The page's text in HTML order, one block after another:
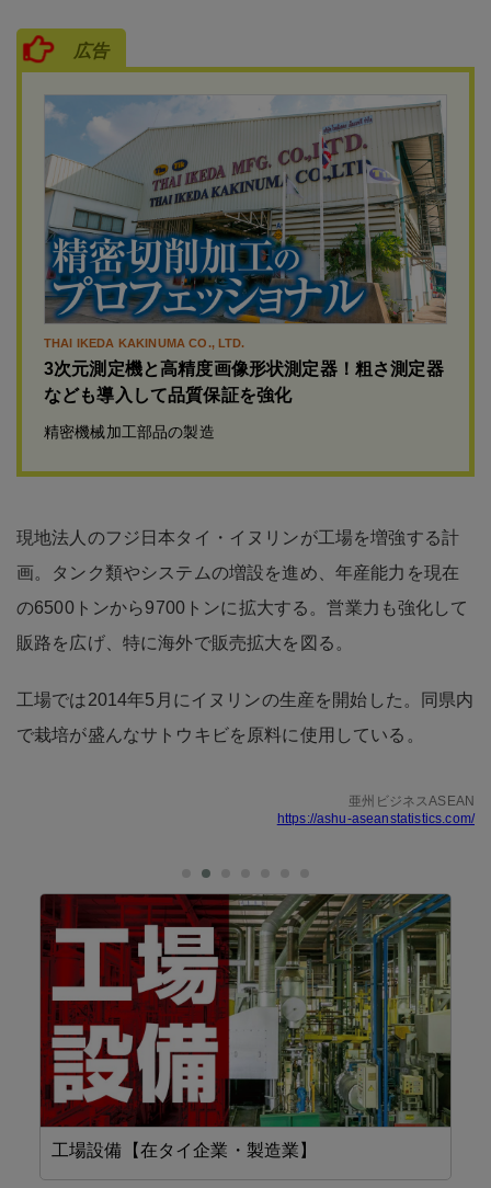
広告
THAI IKEDA KAKINUMA CO., LTD.
3次元測定機と高精度画像形状測定器！粗さ測定器
なども導入して品質保証を強化
精密機械加工部品の製造
現地法人のフジ日本タイ・イヌリンが工場を増強する計
画。タンク類やシステムの増設を進め、年産能力を現在
の6500トンから9700トンに拡大する。営業力も強化して
販路を広げ、特に海外で販売拡大を図る。
工場では2014年5月にイヌリンの生産を開始した。同県内
で栽培が盛んなサトウキビを原料に使用している。
亜州ビジネスASEAN
https://ashu-aseanstatistics.com/
工場設備【在タイ企業・製造業】